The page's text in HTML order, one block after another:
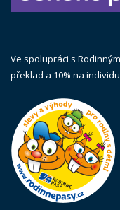
Ve spolupráci s
překlad a 10% na